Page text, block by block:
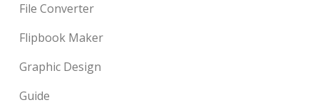
File Converter
Flipbook Maker
Graphic Design
Guide